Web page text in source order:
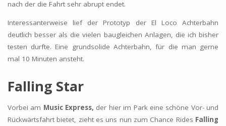
nach der die Fahrt sehr abrupt endet.
Interessanterweise lief der Prototyp der El Loco Achterbahn
deutlich besser als die vielen baugleichen Anlagen, die ich bisher
testen durfte. Eine grundsolide Achterbahn, für die man gerne
mal 10 Minuten ansteht.
Falling Star
Vorbei am Music Express, der hier im Park eine schöne Vor- und
Rückwärtsfahrt bietet, zieht es uns nun zum Chance Rides Falling